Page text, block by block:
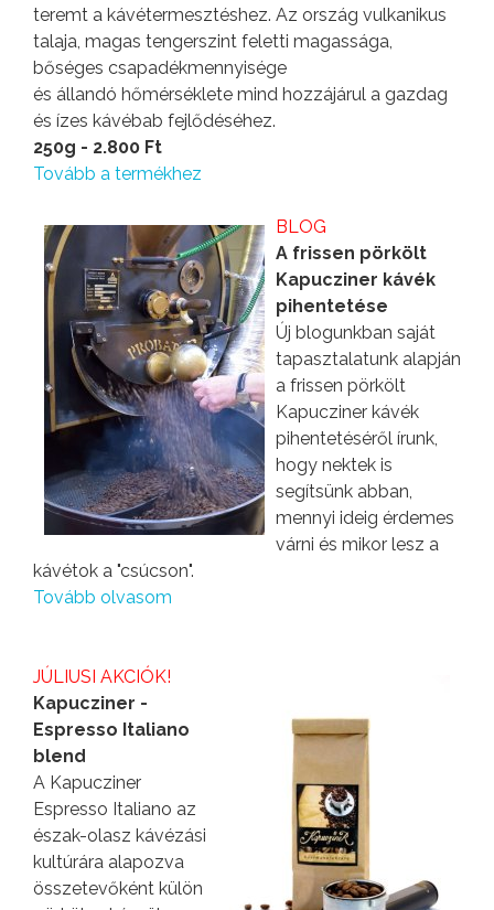
teremt a kávétermesztéshez. Az ország vulkanikus
talaja, magas tengerszint feletti magassága,
bőséges csapadékmennyisége
és állandó hőmérséklete mind hozzájárul a gazdag
és ízes kávébab fejlődéséhez.
250g - 2.800 Ft
Tovább a termékhez
BLOG
A frissen pörkölt
Kapucziner kávék
pihentetése
Új blogunkban saját
tapasztalatunk alapján
a frissen pörkölt
Kapucziner kávék
pihentetéséről írunk,
hogy nektek is
segítsünk abban,
mennyi ideig érdemes
várni és mikor lesz a
kávétok a "csúcson".
Tovább olvasom
JÚLIUSI AKCIÓK!
Kapucziner -
Espresso Italiano
blend
A Kapucziner
Espresso Italiano az
észak-olasz kávézási
kultúrára alapozva
összetevőként külön